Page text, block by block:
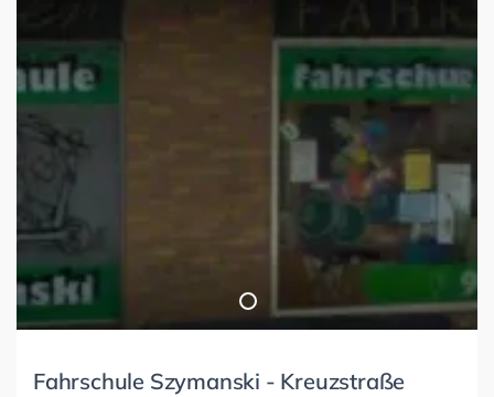
Fahrschule Szymanski - Kreuzstraße